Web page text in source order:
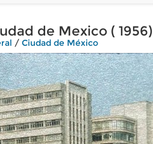
de Mexico ( 1956)
/ Ciudad de México